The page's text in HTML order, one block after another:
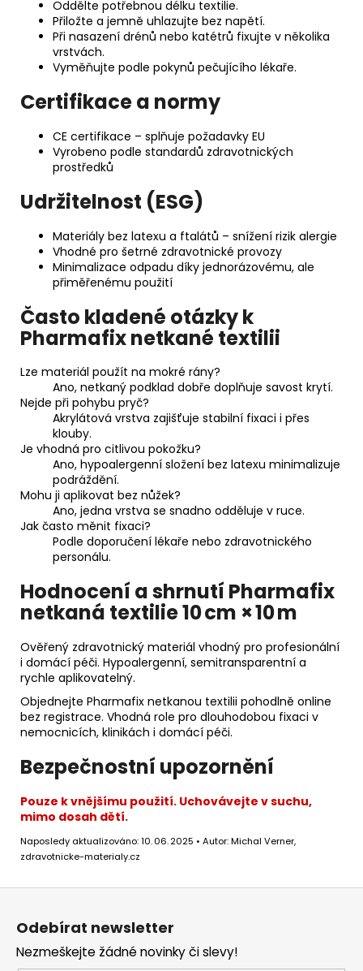
Oddělte potřebnou délku textilie.
Přiložte a jemně uhlazujte bez napětí.
Při nasazení drénů nebo katétrů fixujte v několika
vrstvách.
Vyměňujte podle pokynů pečujícího lékaře.
Certifikace a normy
CE certifikace – splňuje požadavky EU
Vyrobeno podle standardů zdravotnických
prostředků
Udržitelnost (ESG)
Materiály bez latexu a ftalátů – snížení rizik alergie
Vhodné pro šetrné zdravotnické provozy
Minimalizace odpadu díky jednorázovému, ale
přiměřenému použití
Často kladené otázky k
Pharmafix netkané textilii
Lze materiál použít na mokré rány?
Ano, netkaný podklad dobře doplňuje savost krytí.
Nejde při pohybu pryč?
Akrylátová vrstva zajišťuje stabilní fixaci i přes
klouby.
Je vhodná pro citlivou pokožku?
Ano, hypoalergenní složení bez latexu minimalizuje
podráždění.
Mohu ji aplikovat bez nůžek?
Ano, jedna vrstva se snadno odděluje v ruce.
Jak často měnit fixaci?
Podle doporučení lékaře nebo zdravotnického
personálu.
Hodnocení a shrnutí Pharmafix
netkaná textilie 10 cm × 10 m
Ověřený zdravotnický materiál vhodný pro profesionální
i domácí péči. Hypoalergenní, semitransparentní a
rychle aplikovatelný.
Objednejte Pharmafix netkanou textilii pohodlně online
bez registrace. Vhodná role pro dlouhodobou fixaci v
nemocnicích, klinikách i domácí péči.
Bezpečnostní upozornění
Pouze k vnějšímu použití. Uchovávejte v suchu,
mimo dosah dětí.
Naposledy aktualizováno: 10. 06. 2025 • Autor: Michal Verner,
zdravotnicke-materialy.cz
Z
Odebírat newsletter
Nezmeškejte žádné novinky či slevy!